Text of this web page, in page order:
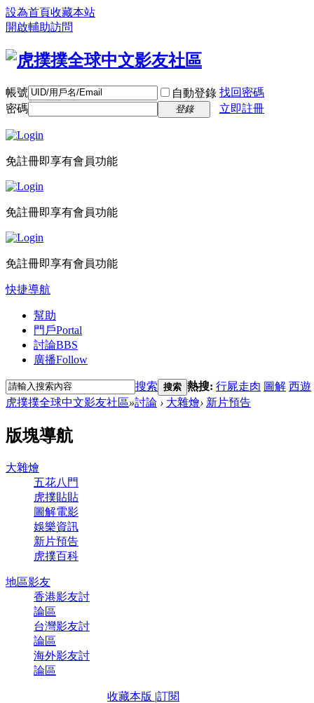
設為首頁收藏本站
開啟輔助訪問
帳號 自動登錄 找回密碼
密碼
登錄 立即註冊
免註冊即享有會員功能
免註冊即享有會員功能
免註冊即享有會員功能
快捷導航
幫助
門戶Portal
討論BBS
廣播Follow
搜索 搜索 熱搜: 行屍走肉 圖解 西遊
虎撲撲全球中文影友社區»討論 › 大雜燴› 新片預告
版塊導航
大雜燴
五花八門
虎撲貼貼
圖解電影
娛樂資訊
新片預告
虎撲百科
地區影友
香港影友討
論區
台灣影友討
論區
海外影友討
論區
收藏本版 |訂閱